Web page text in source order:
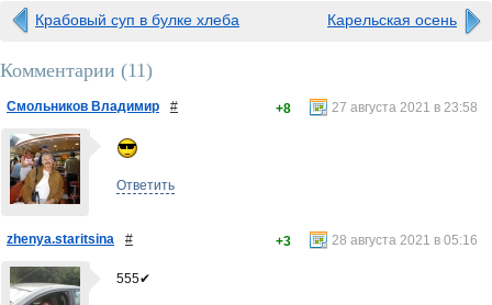
Крабовый суп в булке хлеба Карельская осень
Комментарии (11)
Смольников Владимир # 27 августа 2021 в 23:58
+8
Ответить
zhenya.staritsina # 28 августа 2021 в 05:16
+3
555✔